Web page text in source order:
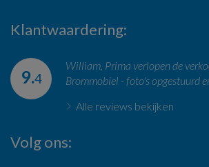
Klantwaardering
9.4
William, Prima verlopen de
Brommobiel - foto's opgestuurd
Alle reviews bekijken
Volg ons